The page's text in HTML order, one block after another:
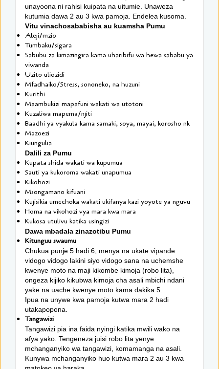
unayoona ni rahisi kuipata na uitumie. Unaweza
kutumia dawa 2 au 3 kwa pamoja. Endelea kusoma.
Vitu vinachosababisha au kuamsha Pumu
Aleji/mzio
Tumbaku/sigara
Sabubu za kimazingira kama uharibifu wa hewa sababu ya
viwanda
Uzito uliozidi
Mfadhaiko/Stress, sononeko, na huzuni
Kurithi
Maambukizi mapafuni wakati wa utotoni
Kuzaliwa mapema/njiti
Baadhi ya vyakula kama samaki, soya, mayai, korosho nk
Mazoezi
Kiungulia
Dalili za Pumu
Kupata shida wakati wa kupumua
Sauti ya kukoroma wakati unapumua
Kikohozi
Msongamano kifuani
Kujisikia umechoka wakati ukifanya kazi yoyote ya nguvu
Homa na vikohozi vya mara kwa mara
Kukosa utulivu katika usingizi
Dawa mbadala zinazotibu Pumu
Kitunguu swaumu
Chukua punje 5 hadi 6, menya na ukate vipande
vidogo vidogo lakini siyo vidogo sana na uchemshe
kwenye moto na maji kikombe kimoja (robo lita),
ongeza kijiko kikubwa kimoja cha asali mbichi ndani
yake na uache kwenye moto kama dakika 5.
Ipua na unywe kwa pamoja kutwa mara 2 hadi
utakapopona.
Tangawizi
Tangawizi pia ina faida nyingi katika mwili wako na
afya yako. Tengeneza juisi robo lita yenye
mchanganyiko wa tangawizi, komamanga na asali.
Kunywa mchanganyiko huo kutwa mara 2 au 3 kwa